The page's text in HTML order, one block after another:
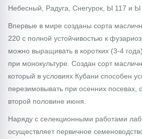
Небесный, Радуга, Снегурок, Ы 117 и Ы
Впервые в мире созданы сорта
220 с полной устойчивостью к
можно выращивать в коротких (3-4
при монокультуре. Создан сорт
который в условиях Кубани способен
перезимовывать при осенних посевах,
второй половине июня.
Наряду с селекционными работами
осуществляет первичное